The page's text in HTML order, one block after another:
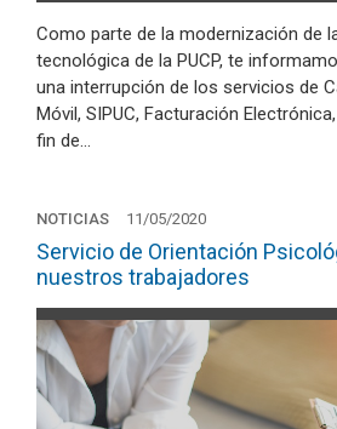
Como parte de la modernización de
tecnológica de la PUCP, te
una interrupción de los servicios de
Móvil, SIPUC, Facturación
fin de…
NOTICIAS 11/05/2020
Servicio de Orientación
nuestros trabajadores